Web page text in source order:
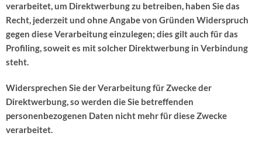
verarbeitet, um Direktwerbung zu betreiben, haben Sie das
Recht, jederzeit und ohne Angabe von Gründen Widerspruch
gegen diese Verarbeitung einzulegen; dies gilt auch für das
Profiling, soweit es mit solcher Direktwerbung in Verbindung
steht.
Widersprechen Sie der Verarbeitung für Zwecke der
Direktwerbung, so werden die Sie betreffenden
personenbezogenen Daten nicht mehr für diese Zwecke
verarbeitet.